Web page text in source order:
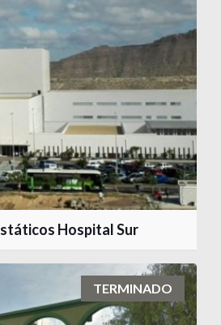
Hospital Sur
TERMINADO